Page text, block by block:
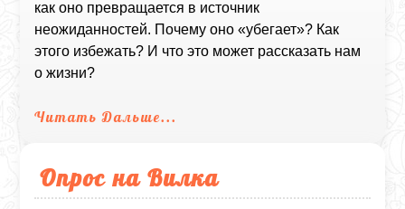
как оно превращается в источник
неожиданностей. Почему оно «убегает»? Как
этого избежать? И что это может рассказать нам
о жизни?
Читать Дальше...
Опрос на Вилка